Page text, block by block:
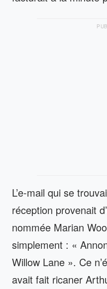
L’e-mail qui se
réception provenait
nommée Marian
simplement : «
Willow Lane ». Ce
avait fait ricaner